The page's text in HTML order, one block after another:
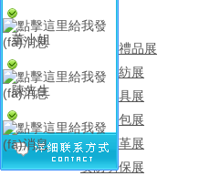
展會中心
消費品禮品展
服裝家紡展
辦公文具展
各類箱包展
鞋類皮革展
安防勞保展
董小姐
陳先生